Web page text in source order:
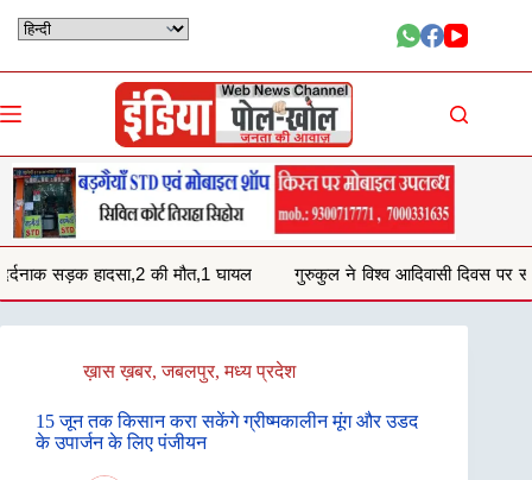
मौत,1 घायल गुरुकुल ने विश्व आदिवासी दिवस पर समाजिक लोगो को किया
ख़ास ख़बर,जबलपुर,मध्य प्रदेश
15 जून तक किसान करा सकेंगे ग्रीष्मकालीन मूंग और उडद
के उपार्जन के लिए पंजीयन